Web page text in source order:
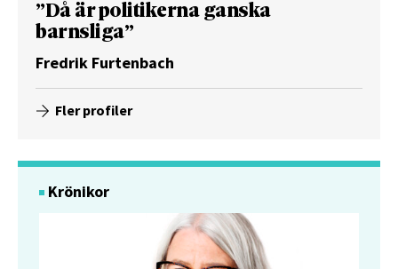
”Då är politikerna ganska
barnsliga”
Fredrik Furtenbach
Fler profiler
Krönikor